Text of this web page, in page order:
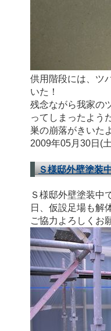
供用階段には、ツ
いた！
残念ながら我家の
ってしまったよう
巣の崩落がきいた
2009年05月30日(
Ｓ様邸外壁塗装
Ｓ様邸外壁塗装中
日、仮設足場も解
ご協力よろしくお